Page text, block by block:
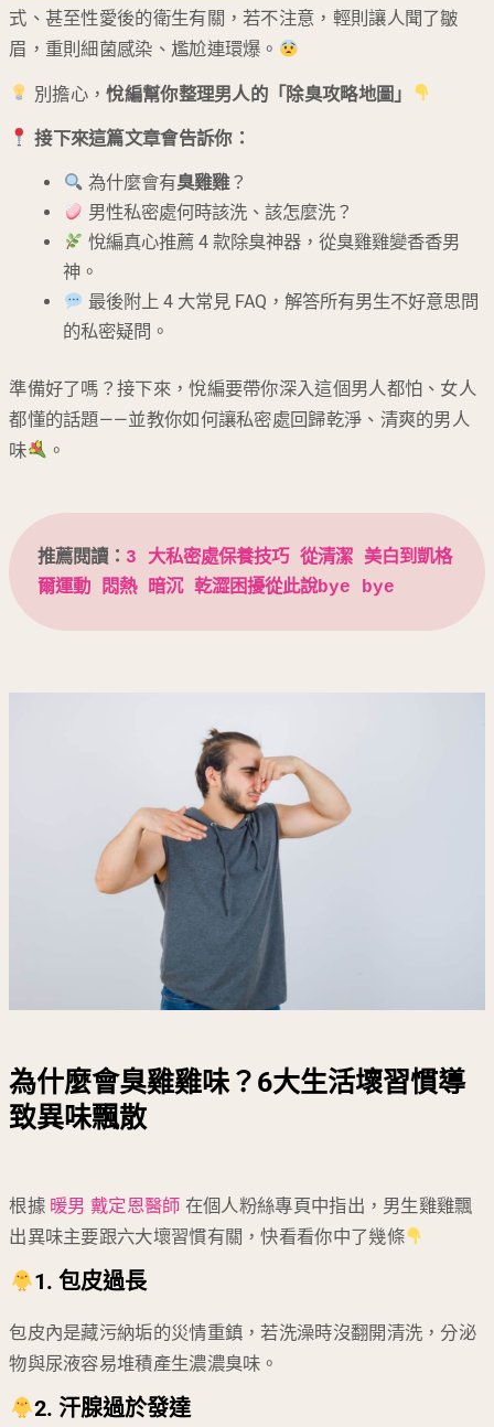
式、甚至性愛後的衛生有關，若不注意，輕則讓人聞了皺
眉，重則細菌感染、尷尬連環爆。
別擔心，悅編幫你整理男人的「除臭攻略地圖」
接下來這篇文章會告訴你：
為什麼會有臭雞雞？
男性私密處何時該洗、該怎麼洗？
悅編真心推薦 4 款除臭神器，從臭雞雞變香香男
神。
最後附上 4 大常見 FAQ，解答所有男生不好意思問
的私密疑問。
準備好了嗎？接下來，悅編要帶你深入這個男人都怕、女人
都懂的話題——並教你如何讓私密處回歸乾淨、清爽的男人
味
。
推薦閱讀： 3 大私密處保養技巧 從清潔 美白到凱格
爾運動 悶熱 暗沉 乾澀困擾從此說bye bye
為什麼會臭雞雞味？6大生活壞習慣導
致異味飄散
根據暖男 戴定恩醫師 在個人粉絲專頁中指出，男生雞雞飄
出異味主要跟六大壞習慣有關，快看看你中了幾條
1. 包皮過長
包皮內是藏污納垢的災情重鎮，若洗澡時沒翻開清洗，分泌
物與尿液容易堆積產生濃濃臭味。
2. 汗腺過於發達